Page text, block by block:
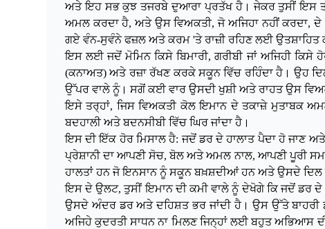
ਅਤੇ ਇਹ ਸਭ ਕੁਝ ਤਜਰਬੇ ਦੁਆਰਾ ਪ੍ਰਤੱਖ ਹੈ। ਜੇਕਰ ਤੁਸੀਂ ਇਸ
ਅਮਲ ਕਰਦਾ ਹੈ, ਅਤੇ ਉਸ ਵਿਅਕਤੀ, ਜੋ ਅਜਿਹਾ ਨਹੀਂ ਕਰਦਾ,
ਗਏ ਵੰਨ-ਸੁਵੰਨੇ ਫਜ਼ਲ ਅਤੇ ਕਰਮ 'ਤੇ ਰਾਜ਼ੀ ਰਹਿਣ ਲਈ ਉਤਸ਼ਾਹਿਤ
ਇਸ ਲਈ ਜਦੋਂ ਮੋਮਿਨ ਕਿਸੇ ਬਿਮਾਰੀ, ਗਰੀਬੀ ਜਾਂ ਅਜਿਹੀ
(ਕਨਾਅਤ) ਅਤੇ ਰਜ਼ਾ ਰੱਖਣ ਕਰਕੇ ਸਕੂਨ ਵਿੱਚ ਰਹਿੰਦਾ ਹੈ। ਉਹ
ਉੱਪਰ ਵਾਲੇ ਨੂੰ। ਸਗੋਂ ਕਈ ਵਾਰ ਉਸਦੀ ਖੁਸ਼ੀ ਅਤੇ ਰਾਹਤ ਉਸ
ਇਸੇ ਤਰ੍ਹਾਂ, ਜਿਸ ਵਿਅਕਤੀ ਕੋਲ ਇਮਾਨ ਦੇ ਤਕਾਜ਼ੇ ਮੁਤਾਬਕ
ਬਦਹਾਲੀ ਅਤੇ ਬਦਨਸੀਬੀ ਵਿੱਚ ਘਿਰ ਜਾਂਦਾ ਹੈ।
ਇਸ ਦੀ ਇੱਕ ਹੋਰ ਮਿਸਾਲ ਹੈ: ਜਦੋਂ ਡਰ ਦੇ ਹਾਲਾਤ ਪੈਦਾ ਹੋ ਜਾਣ
ਪ੍ਰੇਸ਼ਾਨੀ ਦਾ ਆਪਣੀ ਸੋਚ, ਬੋਲ ਅਤੇ ਅਮਲ ਨਾਲ, ਆਪਣੀ ਪੂਰੀ
ਹਾਲਤਾਂ ਹਨ ਜੋ ਇਨਸਾਨ ਨੂੰ ਸਕੂਨ ਬਖ਼ਸ਼ਦੀਆਂ ਹਨ ਅਤੇ ਉਸਦੇ ਦਿਲ
ਇਸ ਦੇ ਉਲਟ, ਤੁਸੀਂ ਇਮਾਨ ਦੀ ਕਮੀ ਵਾਲੇ ਨੂੰ ਦੇਖੋਗੇ ਕਿ ਜਦੋਂ ਡਰ
ਉਸਦੇ ਅੰਦਰ ਡਰ ਅਤੇ ਦਹਿਸ਼ਤ ਭਰ ਜਾਂਦੀ ਹੈ। ਉਸ ਉੱਤੇ ਬਾਹਰੀ
ਅਜਿਹੇ ਕੁਦਰਤੀ ਸਾਧਨ ਨਾ ਮਿਲਣ ਜਿਨ੍ਹਾਂ ਲਈ ਬਹੁਤ ਅਭਿਆਸ